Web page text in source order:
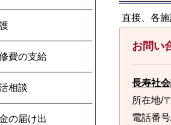
費の支給
相談
の届け出
直接、各施
お問い
長寿社
所在地/
電話番